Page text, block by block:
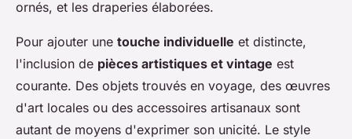
ornés, et les draperies élaborées.
Pour ajouter une touche individuelle et distincte,
l'inclusion de pièces artistiques et vintage est
courante. Des objets trouvés en voyage, des œuvres
d'art locales ou des accessoires artisanaux sont
autant de moyens d'exprimer son unicité. Le style